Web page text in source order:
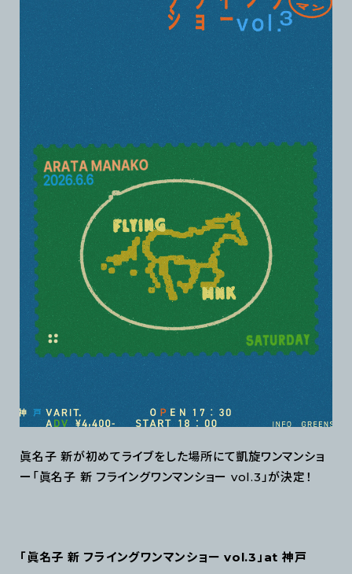
眞名子 新が初めてライブをした場所にて凱旋ワンマンショ
ー「眞名子 新 フライングワンマンショー vol.3」が決定！
「眞名子 新 フライングワンマンショー vol.3」at 神戸